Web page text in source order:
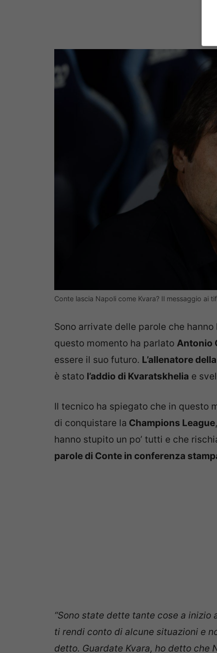
Conte lascia Napoli come Kvara? Il messaggio ai
Sono arrivate delle parole che
questo momento ha parlato Antonio
essere il suo futuro. L’allenatore
è stato l’addio di Kvaratskhelia e
Il tecnico ha spiegato che in questo
di conquistare la Champions League
hanno stupito un po’ tutti e che
parole di Conte in conferenza
“Sono state dette tante cose a inizio
ti rendi conto di alcune situazioni e
detto. Guardate Kvara, ho detto che